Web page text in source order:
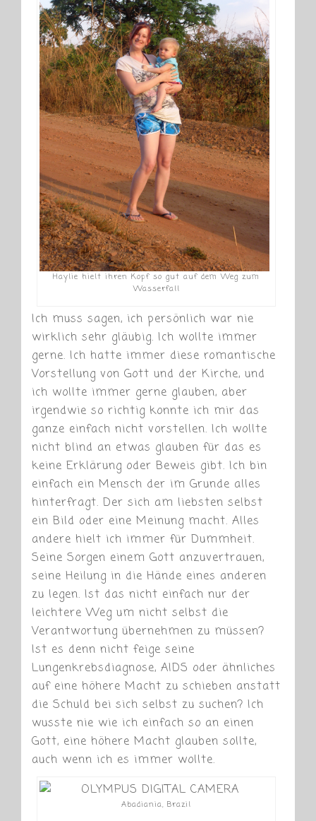
Haylie hielt ihren Kopf so gut auf dem Weg zum
Wasserfall
Ich muss sagen, ich persönlich war nie
wirklich sehr gläubig. Ich wollte immer
gerne. Ich hatte immer diese romantische
Vorstellung von Gott und der Kirche, und
ich wollte immer gerne glauben, aber
irgendwie so richtig konnte ich mir das
ganze einfach nicht vorstellen. Ich wollte
nicht blind an etwas glauben für das es
keine Erklärung oder Beweis gibt. Ich bin
einfach ein Mensch der im Grunde alles
hinterfragt. Der sich am liebsten selbst
ein Bild oder eine Meinung macht. Alles
andere hielt ich immer für Dummheit.
Seine Sorgen einem Gott anzuvertrauen,
seine Heilung in die Hände eines anderen
zu legen. Ist das nicht einfach nur der
leichtere Weg um nicht selbst die
Verantwortung übernehmen zu müssen?
Ist es denn nicht feige seine
Lungenkrebsdiagnose, AIDS oder ähnliches
auf eine höhere Macht zu schieben anstatt
die Schuld bei sich selbst zu suchen? Ich
wusste nie wie ich einfach so an einen
Gott, eine höhere Macht glauben sollte,
auch wenn ich es immer wollte.
Abadiania, Brazil